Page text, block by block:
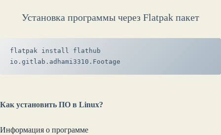
Установка программы через Flatpak пакет
flatpak install flathub
io.gitlab.adhami3310.Footage
Как установить ПО в Linux?
Информация о программе